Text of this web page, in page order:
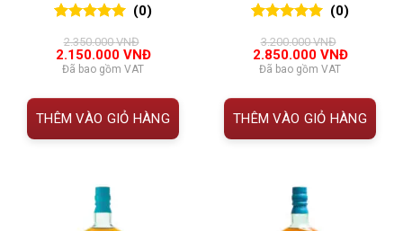
đánh giá
(0)
2.350.000VNĐ
Giá
gốc
2.350.000 VNĐ.
2.150.000 VNĐGiá
là:
2.150.000 VNĐ.
Đã bao gồm VAT
THÊM VÀO GIỎ HÀNG
đánh giá
(0)
3.200.000VNĐ
Giá
gốc
3.200.000 VNĐ.
2.850.000 VNĐGiá
là:
Đã bao gồm VAT
THÊM VÀO GIỎ HÀNG